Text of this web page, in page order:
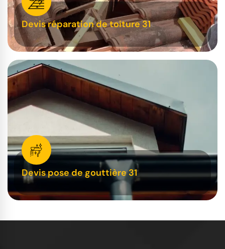
Devis réparation de toiture 31
Devis pose de gouttière 31